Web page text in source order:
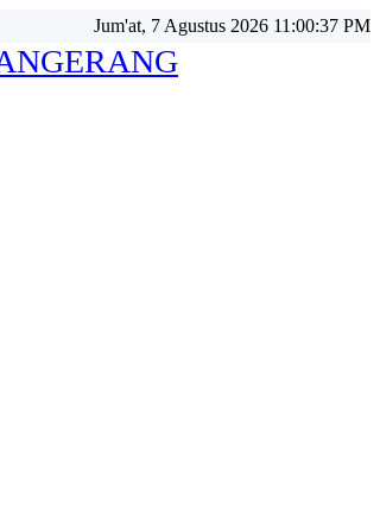
Jum'at, 7 Agustus 2026 11:00:39 PM